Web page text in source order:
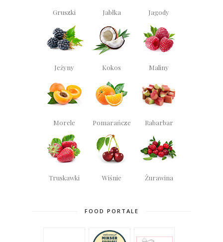
Gruszki Jabłka Jagody
Jeżyny Kokos Maliny
Morele Pomarańcze Rabarbar
Truskawki Wiśnie Żurawina
FOOD PORTALE